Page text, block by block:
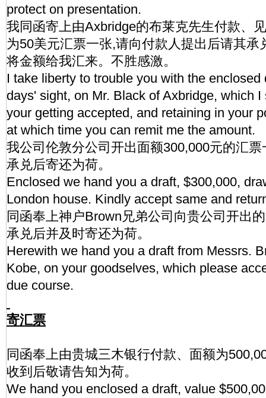
protect on presentation.
我同函寄上由Axbridge的布莱克先生付款、
为50美元汇票一张,请向付款人提出后请其承
将金额给我汇来。不胜感激。
I take liberty to trouble you with the enclosed
days' sight, on Mr. Black of Axbridge, which
your getting accepted, and retaining in your
at which time you can remit me the amount.
我公司伦敦分公司开出面额300,000元的汇
承兑后寄还为荷。
Enclosed we hand you a draft, $300,000,
London house. Kindly accept same and
同函奉上神户Brown兄弟公司向贵公司开出
承兑后并及时寄还为荷。
Herewith we hand you a draft from Messrs.
Kobe, on your goodselves, which please
due course.
寄汇票
同函奉上由贵城三木银行付款、面额为
收到后敬请告知为荷。
We hand you enclosed a draft, value